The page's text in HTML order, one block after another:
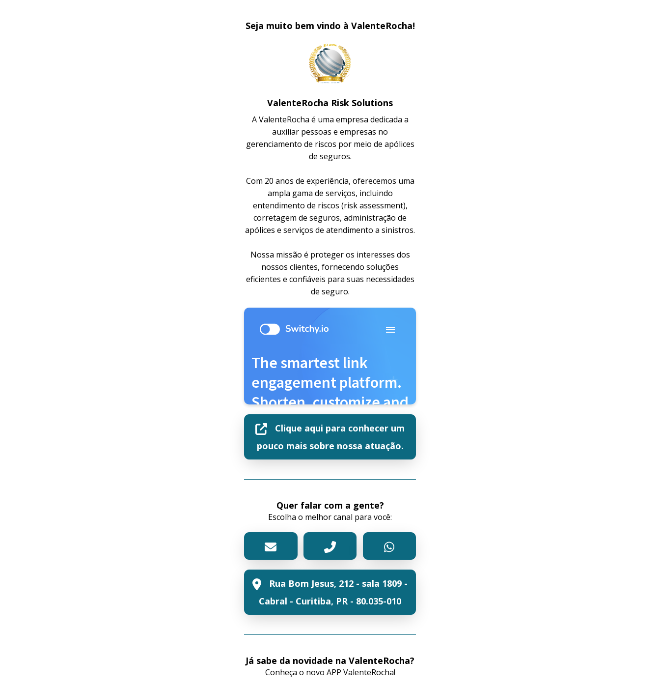
Seja muito bem vindo à ValenteRocha!
ValenteRocha Risk Solutions
A ValenteRocha é uma empresa dedicada a
auxiliar pessoas e empresas no
gerenciamento de riscos por meio de apólices
de seguros.
Com 20 anos de experiência, oferecemos uma
ampla gama de serviços, incluindo
entendimento de riscos (risk assessment),
corretagem de seguros, administração de
apólices e serviços de atendimento a sinistros.
Nossa missão é proteger os interesses dos
nossos clientes, fornecendo soluções
eficientes e confiáveis para suas necessidades
de seguro.
Clique aqui para conhecer um
pouco mais sobre nossa atuação.
Quer falar com a gente?
Escolha o melhor canal para você:
Rua Bom Jesus, 212 - sala 1809 -
Cabral - Curitiba, PR - 80.035-010
Já sabe da novidade na ValenteRocha?
Conheça o novo APP ValenteRocha!